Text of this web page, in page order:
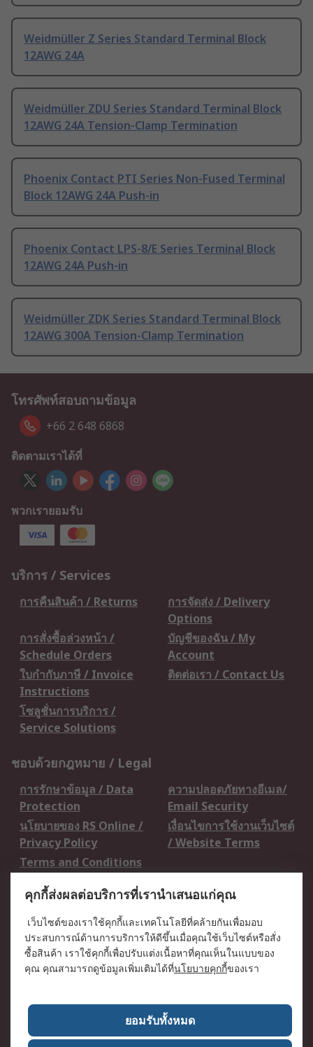
Weidmüller Z Series Standard Terminal Block
12AWG 24A
Weidmüller ZDU Series Standard Terminal Block
12AWG 24A Tension-Clamp Termination
Phoenix Contact PTI Series Non-Fused Terminal
Block 12AWG 24A Push-in
Phoenix Contact LPS-8/E Series Terminal Block
12AWG 24A Push-in
Weidmüller ZDK Series Standard Terminal Block
12AWG 300A Tension-Clamp Termination
โทรศัพท์สอบถามข้อมูล
+66 2 648 6868
ติดตามเราได้ที่
พวกเรายอมรับ
บริการ / Services
การคืนสินค้า / Returns
การจัดส่ง / Delivery
Options
การสั่งซื้อล่วงหน้า /
Schedule Orders
บัญชีของฉัน / My
Account
ใบกำกับภาษี / Invoice
Instructions
ติดต่อเรา / Contact Us
โซลูชั่นการบริการ /
Service Solutions
ชอบด้วยกฎหมาย / Legal
การรักษาข้อมูล / Data
Protection
ความปลอดภัยทางอีเมล/
Email Security
นโยบายของ RS Online /
Privacy Policy
เงื่อนไขการใช้งานเว็บไซต์
/ Website Terms
Terms and Conditions
เกี่ยวกับ RS / About RS
RS ทั่วโลก / RS
Worldwide
ข่าวประชาสัมพันธ์ / Press
Centre
บริษัทในเครือ RS /
วิธีการชำระเงิน /
เกี่ยวกับ RS / About RS
อาชีพที่ RS / Careers
คุกกี้ส่งผลต่อบริการที่เรานำเสนอแก่คุณ
เว็บไซต์ของเราใช้คุกกี้และเทคโนโลยีที่คล้ายกันเพื่อมอบ
ประสบการณ์ด้านการบริการให้ดีขึ้นเมื่อคุณใช้เว็บไซต์หรือสั่ง
ซื้อสินค้า เราใช้คุกกี้เพื่อปรับแต่งเนื้อหาที่คุณเห็นในแบบของ
คุณ คุณสามารถดูข้อมูลเพิ่มเติมได้ที่นโยบายคุกกี้ของเรา
ยอมรับทั้งหมด